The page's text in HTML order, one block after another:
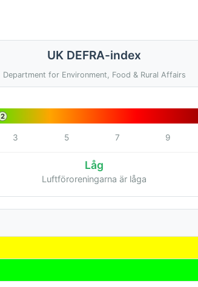
UK DEFRA-index
Department for Environment, Food & Rural Affairs
2
3 5 7 9
Låg
Luftföroreningarna är låga